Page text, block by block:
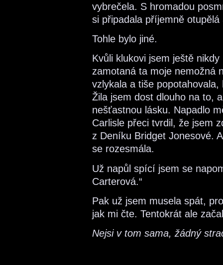
vybrečela. S hromadou
si připadala příjemně
Tohle bylo jiné.
Kvůli klukovi jsem ještě
zamotaná ta moje nemožná
vzlykala a tiše
Žila jsem dost dlouho na to,
nešťastnou lásku. Napadlo
Carlisle přeci tvrdil, že jsem
z Deníku Bridget Jonesové.
se rozesmála.
Už napůl spící jsem se
Carterová.“
Pak už jsem musela spát,
jak mi čte. Tentokrát ale
Nejsi v tom sama, žádný